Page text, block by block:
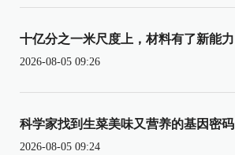
十亿分之一米尺度上，材料有了新能力
2026-08-05 09:26
科学家找到生菜美味又营养的基因密码
2026-08-05 09:24